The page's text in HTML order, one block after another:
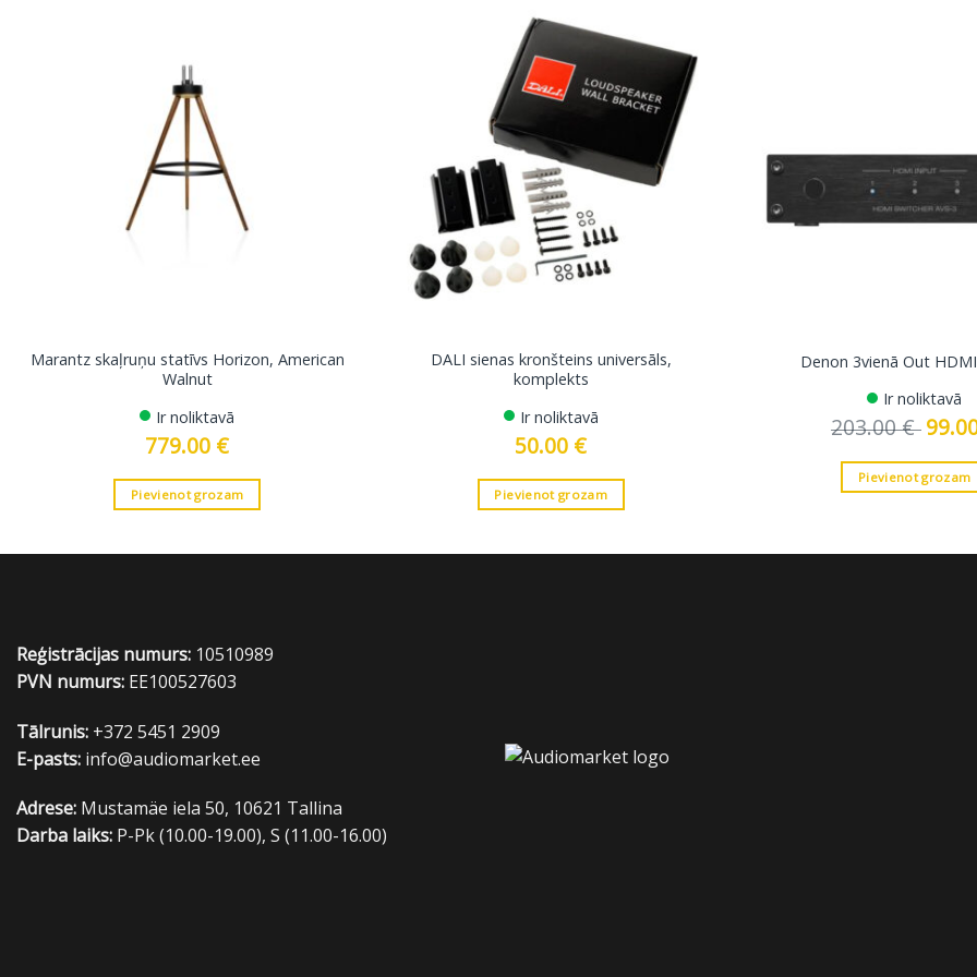
Marantz skaļruņu statīvs Horizon, American
Walnut
Ir noliktavā
779.00 €
Pievienot grozam
DALI sienas kronšteins universāls,
komplekts
Ir noliktavā
50.00 €
Pievienot grozam
Denon 3vienā Out
Ir noliktavā
203.00€ price
203.00
Pievienot grozam
Reģistrācijas numurs: 10510989
PVN numurs: EE100527603
Tālrunis: +372 5451 2909
E-pasts: info@audiomarket.ee
Adrese: Mustamäe iela 50, 10621 Tallina
Darba laiks: P-Pk (10.00-19.00), S (11.00-16.00)